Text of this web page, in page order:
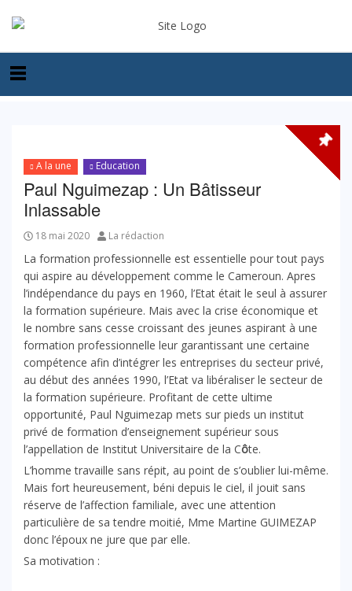
A la une Education
Paul Nguimezap : Un Bâtisseur
Inlassable
18 mai 2020 La rédaction
La formation professionnelle est essentielle pour tout pays
qui aspire au développement comme le Cameroun. Apres
l’indépendance du pays en 1960, l’Etat était le seul à assurer
la formation supérieure. Mais avec la crise économique et
le nombre sans cesse croissant des jeunes aspirant à une
formation professionnelle leur garantissant une certaine
compétence afin d’intégrer les entreprises du secteur privé,
au début des années 1990, l’Etat va libéraliser le secteur de
la formation supérieure. Profitant de cette ultime
opportunité, Paul Nguimezap mets sur pieds un institut
privé de formation d’enseignement supérieur sous
l’appellation de Institut Universitaire de la Côte.
L’homme travaille sans répit, au point de s’oublier lui-même.
Mais fort heureusement, béni depuis le ciel, il jouit sans
réserve de l’affection familiale, avec une attention
particulière de sa tendre moitié, Mme Martine GUIMEZAP
donc l’époux ne jure que par elle.
Sa motivation :